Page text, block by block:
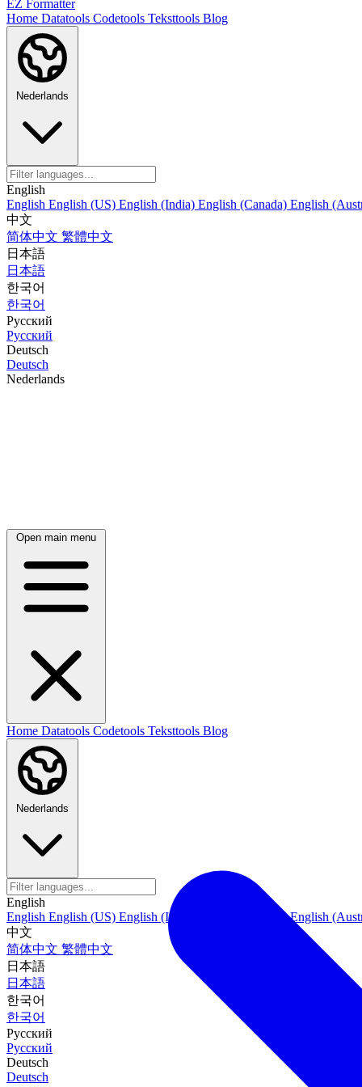
EZ Formatter
Home Datatools Codetools Teksttools Blog
Nederlands
English
English English (US) English (India) English (Canada) English
中文
简体中文 繁體中文
日本語
日本語
한국어
한국어
Русский
Русский
Deutsch
Deutsch
Nederlands
Open main menu
Home Datatools Codetools Teksttools Blog
Nederlands
English
English English (US) English (India) English (Canada)English
中文
简体中文 繁體中文
日本語
日本語
한국어
한국어
Русский
Русский
Deutsch
Deutsch